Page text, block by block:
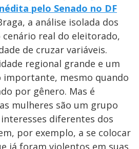
pelo Senado no DF
a análise isolada dos
cenário real do eleitorado,
de cruzar variáveis.
regional grande e um
importante, mesmo quando
por gênero. Mas é
mulheres são um grupo
diferentes dos
por exemplo, a se colocar
já foram violentos em suas